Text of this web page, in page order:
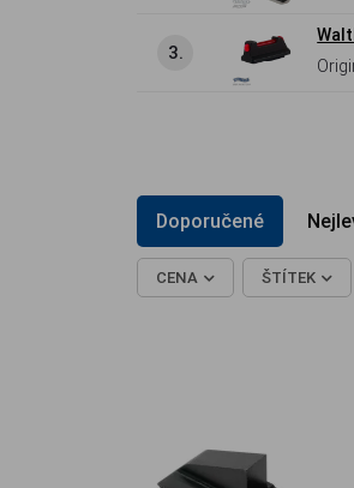
3.
Originální náhradní
Doporučené
CENA ŠTÍTEK